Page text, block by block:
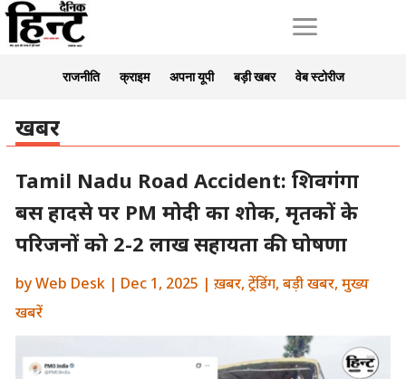
a
राजनीति क्राइम अपना यूपी बड़ी खबर वेब स्टोरीज
खबर
Tamil Nadu Road Accident: शिवगंगा
बस हादसे पर PM मोदी का शोक, मृतकों के
परिजनों को 2-2 लाख सहायता की घोषणा
byWeb Desk| Dec 1, 2025 | ख़बर,ट्रेंडिंग,बड़ी खबर,मुख्य
खबरें